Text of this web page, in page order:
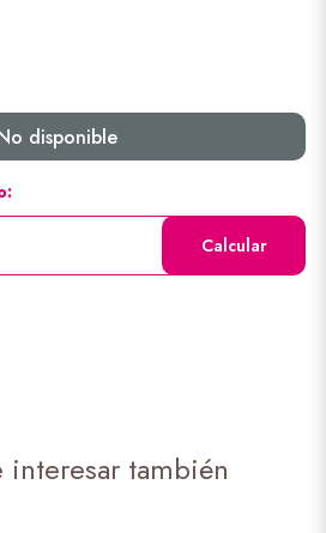
disponible
Calcular
interesar también